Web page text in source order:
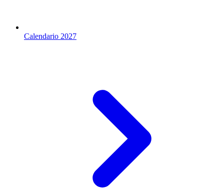
Calendario 2027